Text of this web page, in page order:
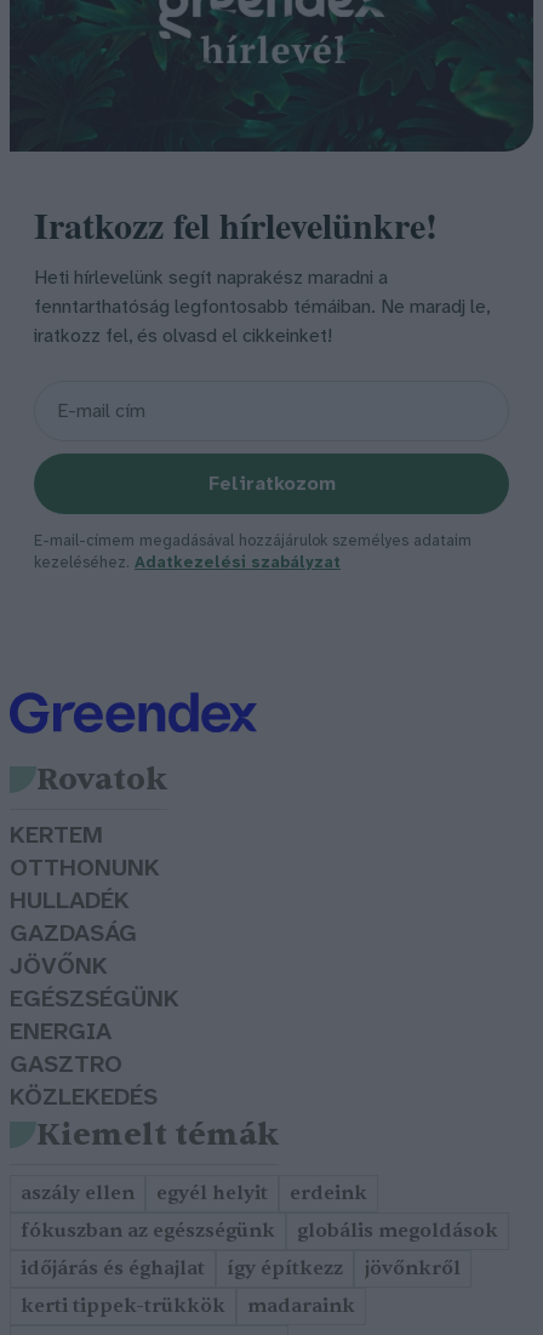
Iratkozz fel hírlevelünkre!
Heti hírlevelünk segít naprakész maradni a
fenntarthatóság legfontosabb témáiban. Ne maradj le,
iratkozz fel, és olvasd el cikkeinket!
Feliratkozom
E-mail-címem megadásával hozzájárulok személyes adataim
kezeléséhez. Adatkezelési szabályzat
Rovatok
KERTEM
OTTHONUNK
HULLADÉK
GAZDASÁG
JÖVŐNK
EGÉSZSÉGÜNK
ENERGIA
GASZTRO
KÖZLEKEDÉS
Kiemelt témák
aszály ellen egyél helyit
erdeink
fókuszban az egészségünk
globális megoldások
időjárás és éghajlat
így építkezz
jövőnkről
kerti tippek-trükkök
madaraink